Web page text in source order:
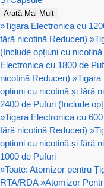
Arată Mai Mult
»Tigara Electronica cu
fără nicotină Reduceri) »
(Include opțiuni cu
Electronica cu 1800 de
nicotină Reduceri) »Tigara
opțiuni cu nicotină și fără
2400 de Pufuri (Include
»Tigara Electronica cu
fără nicotină Reduceri) »
opțiuni cu nicotină și fără
1000 de Pufuri
»Toate: Atomizor pentru
RTA/RDA »Atomizor